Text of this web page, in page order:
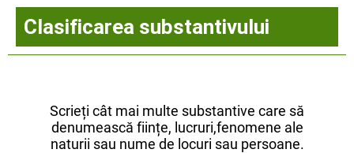
Clasificarea substantivului
Scrieți cât mai multe substantive care să
denumească ființe, lucruri,fenomene ale
naturii sau nume de locuri sau persoane.